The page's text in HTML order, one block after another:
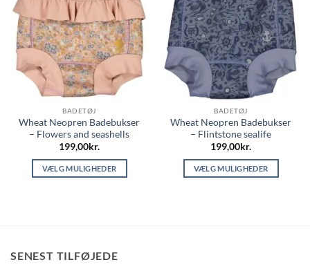
BADETØJ
Wheat Neopren Badebukser
– Flowers and seashells
199,00kr.
VÆLG MULIGHEDER
Mulighederne
BADETØJ
Wheat Neopren Badebukser
– Flintstone sealife
199,00kr.
VÆLG MULIGHEDER
SENEST TILFØJEDE